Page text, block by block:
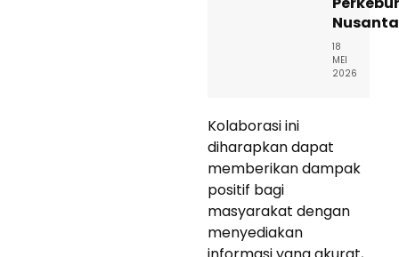
18
MEI
2026
Kolaborasi ini
diharapkan dapat
memberikan dampak
positif bagi
masyarakat dengan
menyediakan